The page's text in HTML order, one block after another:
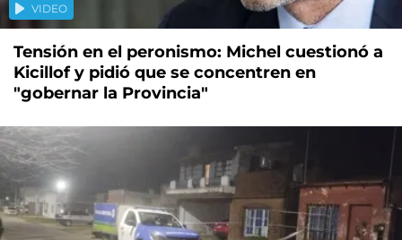
VIDEO
Tensión en el peronismo: Michel cuestionó a
Kicillof y pidió que se concentren en
"gobernar la Provincia"